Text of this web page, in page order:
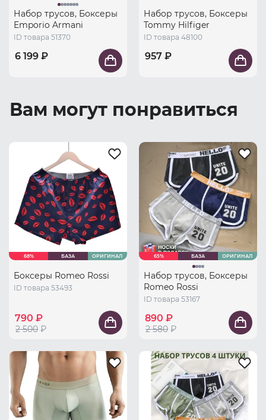
Набор трусов, Боксеры
Emporio Armani
ID товара 51370
6 199 ₽
Набор трусов, Боксеры
Tommy Hilfiger
ID товара 48100
957 ₽
Вам могут понравиться
68% БАЗА ОРИГИНАЛ
Боксеры Romeo Rossi
ID товара 53493
790 ₽
2 500 ₽
65% БАЗА ОРИГИНАЛ
Набор трусов, Боксеры
Romeo Rossi
ID товара 53167
890 ₽
2 580 ₽